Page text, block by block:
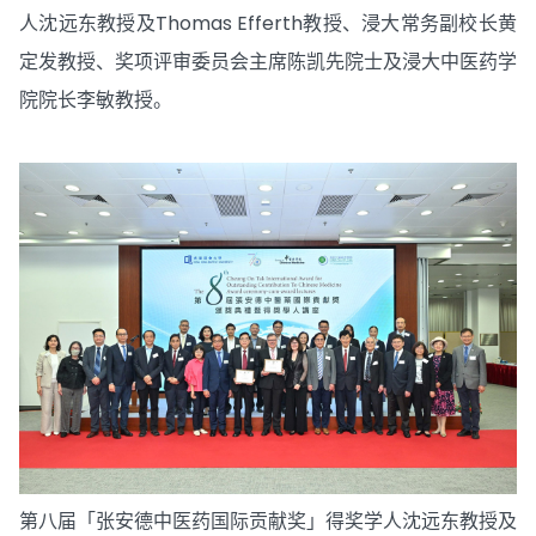
人沈远东教授及Thomas Efferth教授、浸大常务副校长黄
定发教授、奖项评审委员会主席陈凯先院士及浸大中医药学
院院长李敏教授。
第八届「张安德中医药国际贡献奖」得奖学人沈远东教授及